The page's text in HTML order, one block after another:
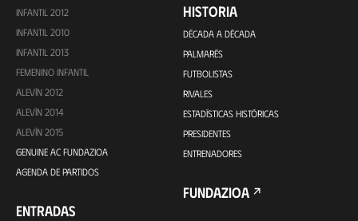
INFANTIL 2012
INFANTIL 2010
INFANTIL 2013
FEMENINO INFANTIL
ALEVÍN 2012
ALEVÍN 2014
ALEVÍN 2015
GENUINE AC FUNDAZIOA
AGENDA DE PARTIDOS
ENTRADAS
HISTORIA
DÉCADA A DÉCADA
PALMARÉS
FUTBOLISTAS
RIVALES
ESTADÍSTICAS HISTÓRICAS
PRESIDENTES
ENTRENADORES
FUNDAZIOA